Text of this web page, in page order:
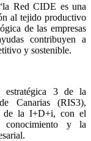
Red CIDE es una
al tejido productivo
de las empresas
contribuyen a
y sostenible.
estratégica 3 de la
Canarias (RIS3),
de la I+D+i, con el
conocimiento y la